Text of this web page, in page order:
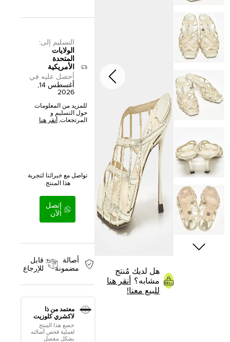
هل لديك مُنتج
مشابه؟
أنقر هنا
للبيع معنا!
التسليم إلى:
الولايات
المتحدة
الأمريكية
أحصل عليه في
أغسطس 14,
2026
للمزيد من المعلومات
حول التسليم و
المرتجعات, أنقر هنا
تواصل مع خبرائنا لتجربة
هذا المنتج.
إتصل
الآن
أصالة
مضمونة
قابل
للإرجاع
معتمد من ذا
لاكشري كلوزيت
خضع هذا المنتج
لعملية فحص أصالته
بشكل مفصل